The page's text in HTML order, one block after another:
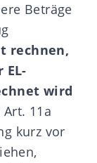
Beträge
rechnen,
EL-
wird
11a
kurz vor